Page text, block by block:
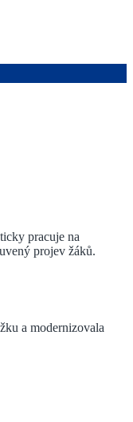
pracuje na
projev žáků.
a modernizovala